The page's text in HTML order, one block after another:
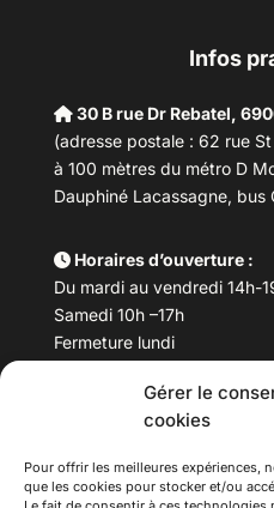
Gérer le
cookies
Pour offrir les meilleures expériences,
que les cookies pour stocker et/ou
Infos
30 B rue Dr Rebatel,
(adresse postale : 62 rue
à 100 mètres du métro D
Dauphiné Lacassagne, bus
Horaires d’ouverture :
Du mardi au vendredi 14h-
Samedi 10h –17h
Fermeture lundi
Téléphone : 04 78 53